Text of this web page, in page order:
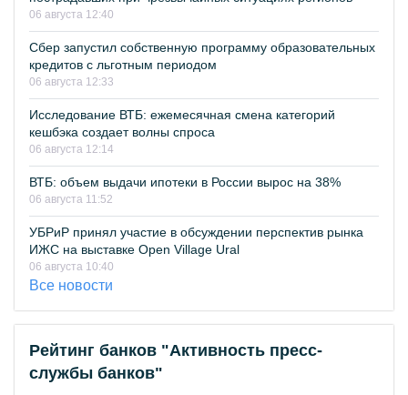
06 августа 12:40
Сбер запустил собственную программу образовательных
кредитов с льготным периодом
06 августа 12:33
Исследование ВТБ: ежемесячная смена категорий
кешбэка создает волны спроса
06 августа 12:14
ВТБ: объем выдачи ипотеки в России вырос на 38%
06 августа 11:52
УБРиР принял участие в обсуждении перспектив рынка
ИЖС на выставке Open Village Ural
06 августа 10:40
Все новости
Рейтинг банков "Активность пресс-
службы банков"